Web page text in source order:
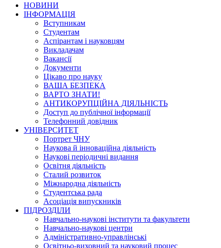
НОВИНИ
ІНФОРМАЦІЯ
Вступникам
Студентам
Аспірантам і науковцям
Викладачам
Вакансії
Документи
Цікаво про науку
ВАША БЕЗПЕКА
ВАРТО ЗНАТИ!
АНТИКОРУПЦІЙНА ДІЯЛЬНІСТЬ
Доступ до публічної інформації
Телефонний довідник
УНІВЕРСИТЕТ
Портрет ЧНУ
Наукова й інноваційна діяльність
Наукові періодичні видання
Освітня діяльність
Сталий розвиток
Міжнародна діяльність
Студентська рада
Асоціація випускників
ПІДРОЗДІЛИ
Навчально-наукові інститути та факультети
Навчально-наукові центри
Адміністративно-управлінські
Освітньо-виховний та науковий процес